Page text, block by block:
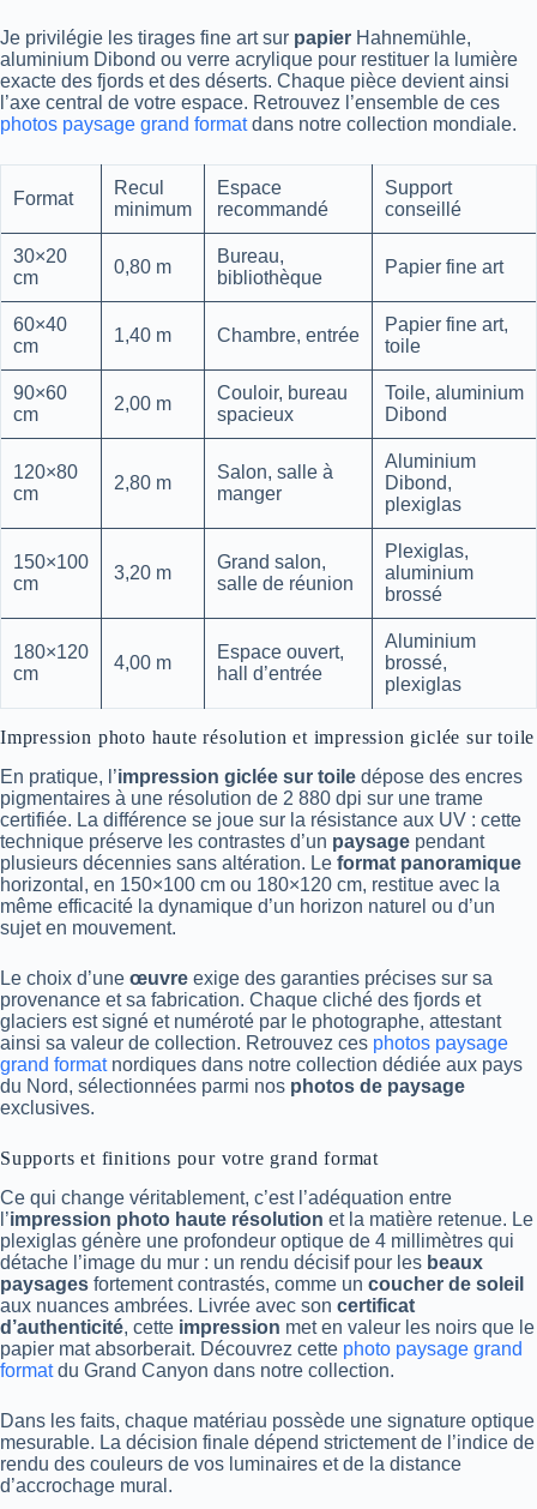
Je privilégie les tirages fine art sur papier Hahnemühle,
aluminium Dibond ou verre acrylique pour restituer la lumière
exacte des fjords et des déserts. Chaque pièce devient ainsi
l’axe central de votre espace. Retrouvez l’ensemble de ces
photos paysage grand formatdans notre collection mondiale.
Format
Recul
minimum
Espace
recommandé
Support
conseillé
30×20
cm
0,80 m
Bureau,
bibliothèque
Papier fine art
60×40
cm
1,40 m Chambre, entrée
Papier fine art,
toile
90×60
cm
2,00 m
Couloir, bureau
spacieux
Toile, aluminium
Dibond
120×80
cm
2,80 m
Salon, salle à
manger
Aluminium
Dibond,
plexiglas
150×100
cm
3,20 m
Grand salon,
salle de réunion
Plexiglas,
aluminium
brossé
180×120
cm
4,00 m
Espace ouvert,
hall d’entrée
Aluminium
brossé,
plexiglas
Impression photo haute résolution et impression giclée sur toile
En pratique, l’impression giclée sur toile dépose des encres
pigmentaires à une résolution de 2 880 dpi sur une trame
certifiée. La différence se joue sur la résistance aux UV : cette
technique préserve les contrastes d’un paysage pendant
plusieurs décennies sans altération. Le format panoramique
horizontal, en 150×100 cm ou 180×120 cm, restitue avec la
même efficacité la dynamique d’un horizon naturel ou d’un
sujet en mouvement.
Le choix d’une œuvre exige des garanties précises sur sa
provenance et sa fabrication. Chaque cliché des fjords et
glaciers est signé et numéroté par le photographe, attestant
ainsi sa valeur de collection. Retrouvez ces photos paysage
grand formatnordiques dans notre collection dédiée aux pays
du Nord, sélectionnées parmi nos photos de paysage
exclusives.
Supports et finitions pour votre grand format
Ce qui change véritablement, c’est l’adéquation entre
l’impression photo haute résolution et la matière retenue. Le
plexiglas génère une profondeur optique de 4 millimètres qui
détache l’image du mur : un rendu décisif pour les beaux
paysages fortement contrastés, comme un coucher de soleil
aux nuances ambrées. Livrée avec son certificat
d’authenticité, cette impression met en valeur les noirs que le
papier mat absorberait. Découvrez cette photo paysage grand
formatdu Grand Canyon dans notre collection.
Dans les faits, chaque matériau possède une signature optique
mesurable. La décision finale dépend strictement de l’indice de
rendu des couleurs de vos luminaires et de la distance
d’accrochage mural.